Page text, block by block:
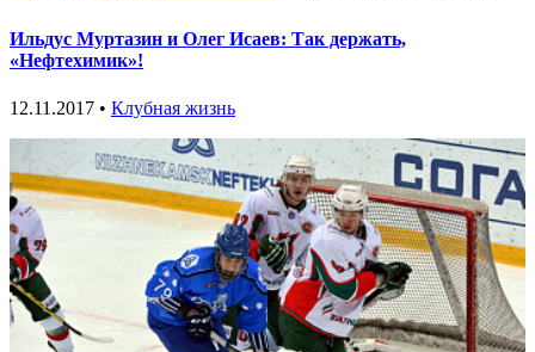
Ильдус Муртазин и Олег Исаев: Так держать,
«Нефтехимик»!
12.11.2017 • Клубная жизнь